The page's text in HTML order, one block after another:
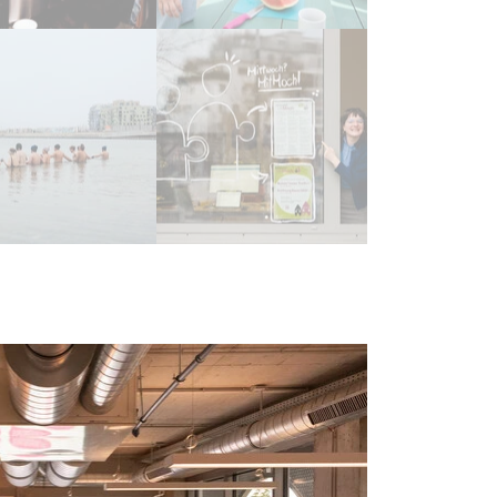
Cooking (c) Maryana Kosovan